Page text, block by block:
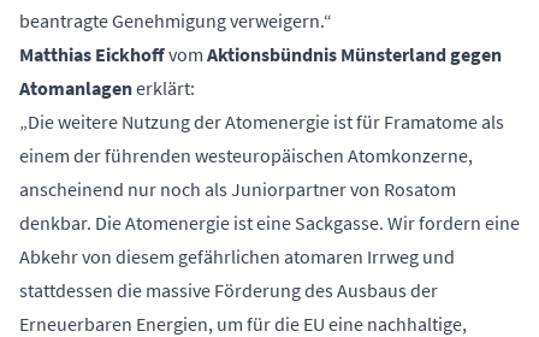
beantragte Genehmigung verweigern.“
Matthias Eickhoffvom Aktionsbündnis Münsterland gegen
Atomanlagenerklärt:
„Die weitere Nutzung der Atomenergie ist für Framatome als
einem der führenden westeuropäischen Atomkonzerne,
anscheinend nur noch als Juniorpartner von Rosatom
denkbar. Die Atomenergie ist eine Sackgasse. Wir fordern eine
Abkehr von diesem gefährlichen atomaren Irrweg und
stattdessen die massive Förderung des Ausbaus der
Erneuerbaren Energien, um für die EU eine nachhaltige,